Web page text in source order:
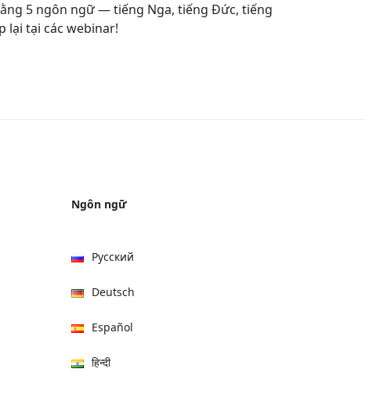
5 ngôn ngữ — tiếng Nga, tiếng Đức, tiếng
lại tại các webinar!
Ngôn ngữ
Русский
Deutsch
Español
हिन्दी